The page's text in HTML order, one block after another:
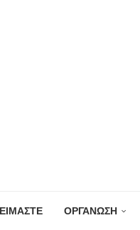
ΟΡΓΑΝΩΣΗ